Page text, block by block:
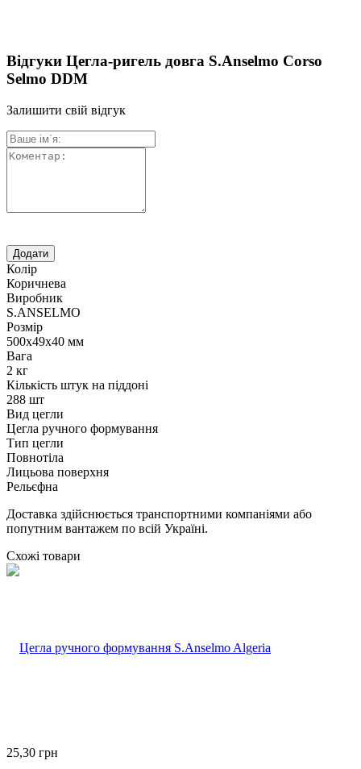
Відгуки Цегла-ригель довга S.Anselmo Corso
Selmo DDM
Залишити свій відгук
Колір
Коричнева
Виробник
S.ANSELMO
Розмір
500х49х40 мм
Вага
2 кг
Кількість штук на піддоні
288 шт
Вид цегли
Цегла ручного формування
Тип цегли
Повнотіла
Лицьова поверхня
Рельєфна
Доставка здійснюється транспортними компаніями або
попутним вантажем по всій Україні.
Схожі товари
25,30 грн